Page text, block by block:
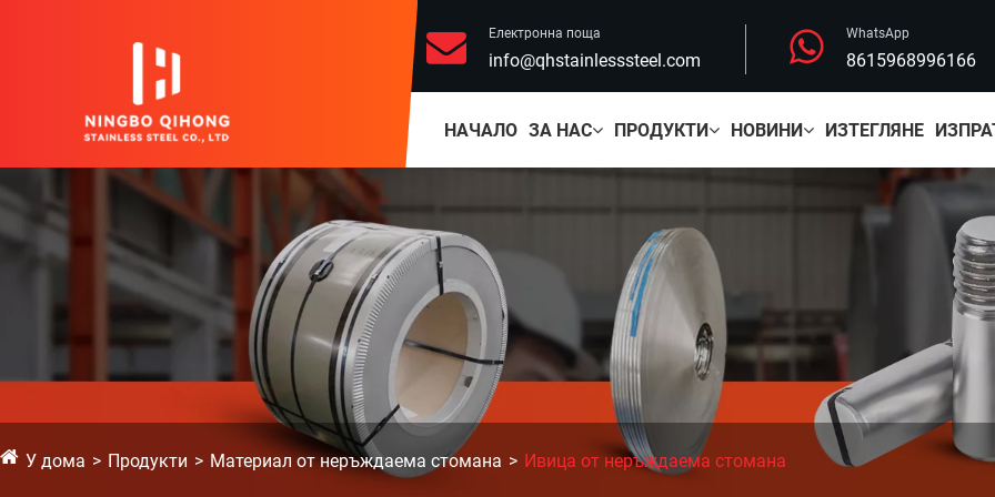
Електронна поща
info@qhstainlesssteel.com
WhatsApp
8615968996166
НАЧАЛО ЗА НАС ПРОДУКТИ НОВИНИ ИЗТЕГЛЯНЕ
У дома Продукти Материал от неръждаема стомана Ивица от неръждаема стомана